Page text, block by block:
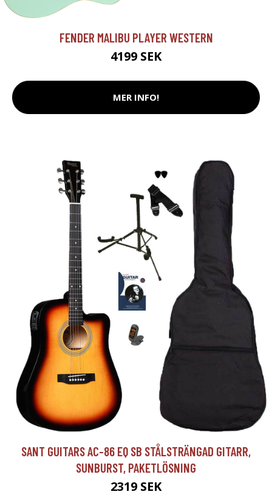
FENDER MALIBU PLAYER WESTERN
4199 SEK
MER INFO!
SANT GUITARS AC-86 EQ SB STÅLSTRÄNGAD GITARR,
SUNBURST, PAKETLÖSNING
2319 SEK